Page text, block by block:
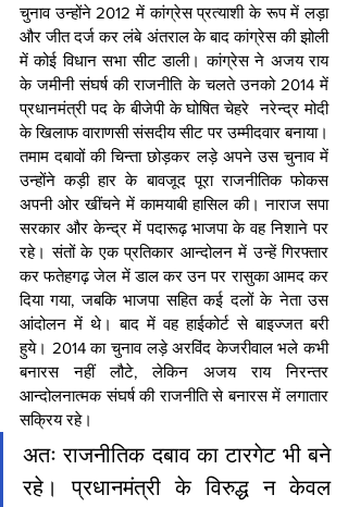
चुनाव उन्होंने 2012 में कांग्रेस प्रत्याशी के रूप में लड़ा
और जीत दर्ज कर लंबे अंतराल के बाद कांग्रेस की झोली
में कोई विधान सभा सीट डाली। कांग्रेस ने अजय राय
के जमीनी संघर्ष की राजनीति के चलते उनको 2014 में
प्रधानमंत्री पद के बीजेपी के घोषित चेहरे  नरेन्द्र मोदी
के खिलाफ वाराणसी संसदीय सीट पर उम्मीदवार बनाया‌।
तमाम दबावों की चिन्ता छोड़कर लड़े अपने उस चुनाव में
उन्होंने कड़ी हार के बावजूद पूरा राजनीतिक फोकस
अपनी ओर खींचने में कामयाबी हासिल की। नाराज सपा
सरकार और केन्द्र में पदारूढ़ भाजपा के वह निशाने पर
रहे। संतों के एक प्रतिकार आन्दोलन में उन्हें गिरफ्तार
कर फतेहगढ़ जेल में डाल कर उन पर रासुका आमद कर
दिया गया, जबकि भाजपा सहित कई दलों के नेता उस
आंदोलन में थे। बाद में वह हाईकोर्ट से बाइज्जत बरी
हुये। 2014 का चुनाव लड़े अरविंद केजरीवाल भले कभी
बनारस नहीं लौटे, लेकिन अजय राय निरन्तर
आन्दोलनात्मक संघर्ष की राजनीति से बनारस में लगातार
सक्रिय रहे।
अतः राजनीतिक दबाव का टारगेट भी बने
रहे। प्रधानमंत्री के विरुद्ध न केवल